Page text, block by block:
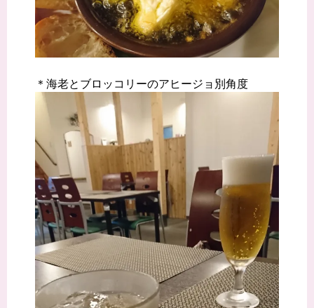
＊海老とブロッコリーのアヒージョ別角度